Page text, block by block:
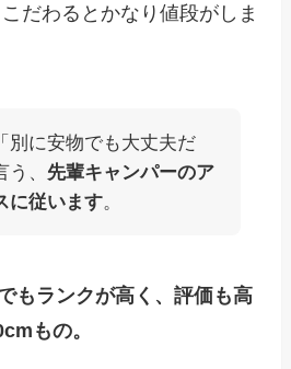
だわるとかなり値段がしま
別に安物でも大丈夫だ
う、 先輩キャンパーのア
に従います。
もランクが高く、評価も高
もの。